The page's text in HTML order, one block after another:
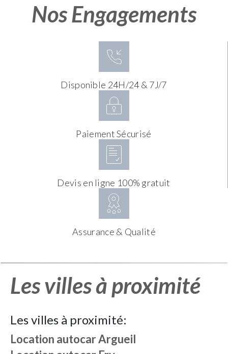
Nos Engagements
Disponible 24H/24 & 7J/7
Paiement Sécurisé
Devis en ligne 100% gratuit
Assurance & Qualité
Les villes à proximité
Les villes à proximité:
Location autocarArgueil